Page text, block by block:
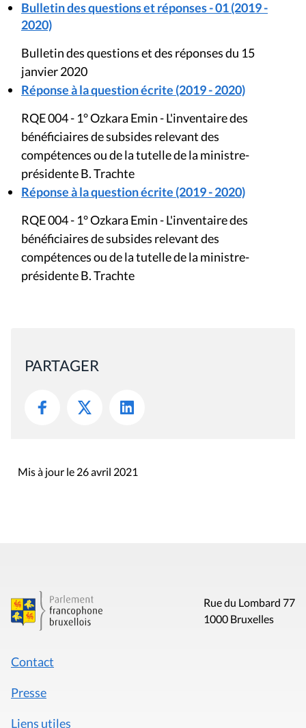
Bulletin des questions et réponses - 01 (2019 -
2020)
Bulletin des questions et des réponses du 15
janvier 2020
Réponse à la question écrite (2019 - 2020)
RQE 004 - 1° Ozkara Emin - L'inventaire des
bénéficiaires de subsides relevant des
compétences ou de la tutelle de la ministre-
présidente B. Trachte
Réponse à la question écrite (2019 - 2020)
RQE 004 - 1° Ozkara Emin - L'inventaire des
bénéficiaires de subsides relevant des
compétences ou de la tutelle de la ministre-
présidente B. Trachte
PARTAGER
Mis à jour le 26 avril 2021
Rue du Lombard 77
1000 Bruxelles
Contact
Presse
Liens utiles